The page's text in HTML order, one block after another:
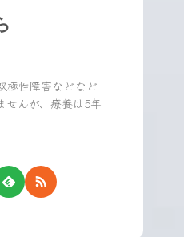
極性障害などなど
せんが、療養は5年